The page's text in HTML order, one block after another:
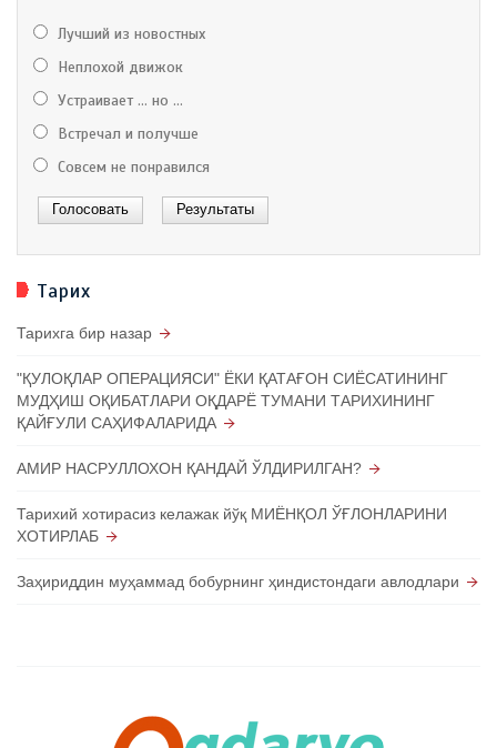
Лучший из новостных
Неплохой движок
Устраивает ... но ...
Встречал и получше
Совсем не понравился
Тарих
Тарихга бир назар
"ҚУЛОҚЛАР ОПЕРАЦИЯСИ" ЁКИ ҚАТАҒОН СИЁСАТИНИНГ
МУДҲИШ ОҚИБАТЛАРИ ОҚДАРЁ ТУМАНИ ТАРИХИНИНГ
ҚАЙҒУЛИ САҲИФАЛАРИДА
АМИР НАСРУЛЛОХОН ҚАНДАЙ ЎЛДИРИЛГАН?
Тарихий хотирасиз келажак йўқ МИЁНҚОЛ ЎҒЛОНЛАРИНИ
ХОТИРЛАБ
Заҳириддин муҳаммад бобурнинг ҳиндистондаги авлодлари